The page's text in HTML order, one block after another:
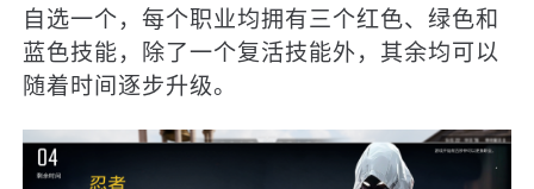
自选一个，每个职业均拥有三个红色、绿色和
蓝色技能，除了一个复活技能外，其余均可以
随着时间逐步升级。